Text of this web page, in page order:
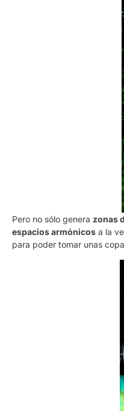
Pero no sólo genera zonas
espacios armónicos a la
para poder tomar unas